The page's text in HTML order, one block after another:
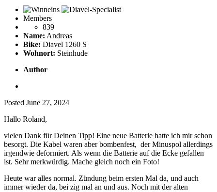
Members
839
Name: Andreas
Bike: Diavel 1260 S
Wohnort: Steinhude
Author
Posted June 27, 2024
Hallo Roland,
vielen Dank für Deinen Tipp! Eine neue Batterie hatte ich mir schon
besorgt. Die Kabel waren aber bombenfest, der Minuspol allerdings
irgendwie deformiert. Als wenn die Batterie auf die Ecke gefallen
ist. Sehr merkwürdig. Mache gleich noch ein Foto!
Heute war alles normal. Zündung beim ersten Mal da, und auch
immer wieder da, bei zig mal an und aus. Noch mit der alten